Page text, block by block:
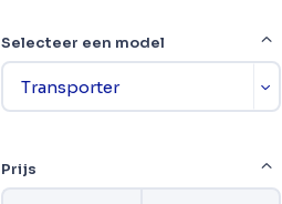
Selecteer een model
Prijs